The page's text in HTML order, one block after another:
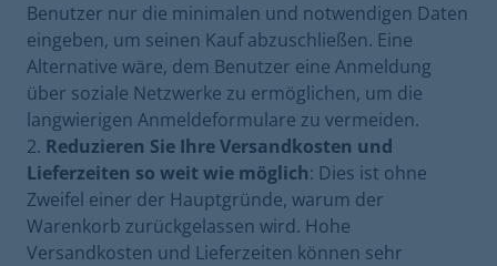
Benutzer nur die minimalen und notwendigen Daten
eingeben, um seinen Kauf abzuschließen. Eine
Alternative wäre, dem Benutzer eine Anmeldung
über soziale Netzwerke zu ermöglichen, um die
langwierigen Anmeldeformulare zu vermeiden.
Reduzieren Sie Ihre Versandkosten und
Lieferzeiten so weit wie möglich: Dies ist ohne
Zweifel einer der Hauptgründe, warum der
Warenkorb zurückgelassen wird. Hohe
Versandkosten und Lieferzeiten können sehr